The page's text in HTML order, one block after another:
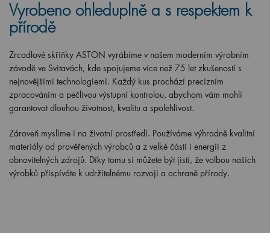
Vyrobeno ohleduplně a s respektem k
přírodě
Zrcadlové skříňky ASTON vyrábíme v našem moderním výrobním
závodě ve Svitavách, kde spojujeme více než 75 let zkušeností s
nejnovějšími technologiemi. Každý kus prochází precizním
zpracováním a pečlivou výstupní kontrolou, abychom vám mohli
garantovat dlouhou životnost, kvalitu a spolehlivost.
Zároveň myslíme i na životní prostředí. Používáme výhradně kvalitní
materiály od prověřených výrobců a z velké části i energii z
obnovitelných zdrojů. Díky tomu si můžete být jisti, že volbou našich
výrobků přispíváte k udržitelnému rozvoji a ochraně přírody.